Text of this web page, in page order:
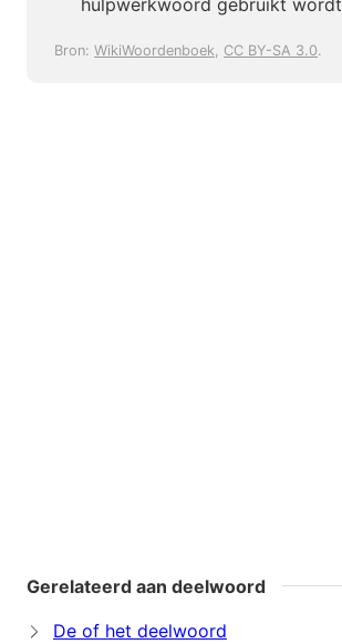
hulpwerkwoord gebruikt wordt
Bron: WikiWoordenboek, CC BY-SA 3.0.
Gerelateerd aan deelwoord
De of het deelwoord